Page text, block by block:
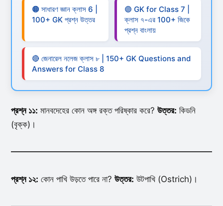
🟠 সাধারণ জ্ঞান ক্লাস 6 |
100+ GK প্রশ্ন উত্তর
🟣 GK for Class 7 |
ক্লাস ৭-এর 100+ জিকে
প্রশ্ন বাংলায়
🔴 জেনারেল নলেজ ক্লাস ৮ | 150+ GK Questions and
Answers for Class 8
প্রশ্ন ১১: মানবদেহের কোন অঙ্গ রক্ত পরিষ্কার করে? উত্তর: কিডনি
(বৃক্ক)।
প্রশ্ন ১২: কোন পাখি উড়তে পারে না? উত্তর: উটপাখি (Ostrich)।